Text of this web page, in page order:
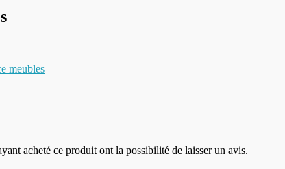
meubles
acheté ce produit ont la possibilité de laisser un avis.